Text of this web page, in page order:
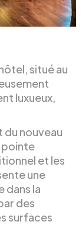
situé au
luxueux,
du nouveau
pointe
et les
une
dans la
des
surfaces